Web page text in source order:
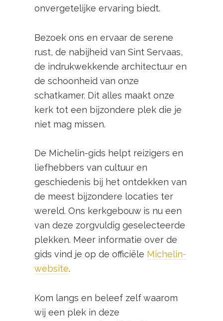
onvergetelijke ervaring biedt.
Bezoek ons en ervaar de serene
rust, de nabijheid van Sint Servaas,
de indrukwekkende architectuur en
de schoonheid van onze
schatkamer. Dit alles maakt onze
kerk tot een bijzondere plek die je
niet mag missen.
De Michelin-gids helpt reizigers en
liefhebbers van cultuur en
geschiedenis bij het ontdekken van
de meest bijzondere locaties ter
wereld. Ons kerkgebouw is nu een
van deze zorgvuldig geselecteerde
plekken. Meer informatie over de
gids vind je op de officiële Michelin-
website.
Kom langs en beleef zelf waarom
wij een plek in deze